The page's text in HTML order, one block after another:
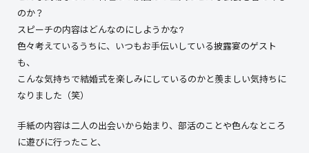
のか？
スピーチの内容はどんなのにしようかな?
色々考えているうちに、いつもお手伝いしている披露宴のゲスト
も、
こんな気持ちで結婚式を楽しみにしているのかと羨ましい気持ちに
なりました（笑）
手紙の内容は二人の出会いから始まり、部活のことや色んなところ
に遊びに行ったこと、